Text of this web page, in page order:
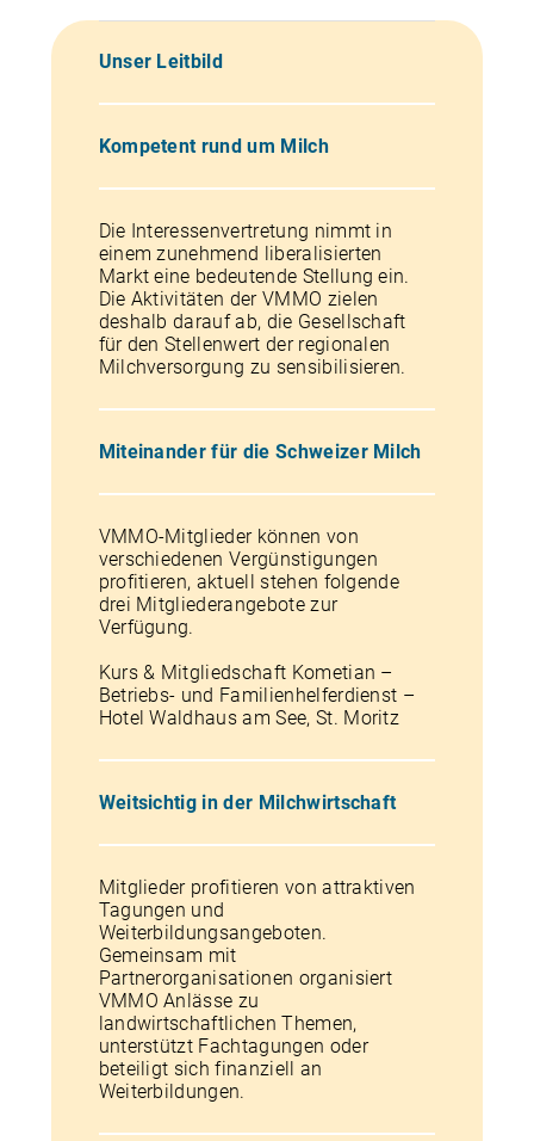
Unser Leitbild
Kompetent rund um Milch
Die Interessenvertretung nimmt in
einem zunehmend liberalisierten
Markt eine bedeutende Stellung ein.
Die Aktivitäten der VMMO zielen
deshalb darauf ab, die Gesellschaft
für den Stellenwert der regionalen
Milchversorgung zu sensibilisieren.
Miteinander für die Schweizer Milch
VMMO-Mitglieder können von
verschiedenen Vergünstigungen
profitieren, aktuell stehen folgende
drei Mitgliederangebote zur
Verfügung.
Kurs & Mitgliedschaft Kometian –
Betriebs- und Familienhelferdienst –
Hotel Waldhaus am See, St. Moritz
Weitsichtig in der Milchwirtschaft
Mitglieder profitieren von attraktiven
Tagungen und
Weiterbildungsangeboten.
Gemeinsam mit
Partnerorganisationen organisiert
VMMO Anlässe zu
landwirtschaftlichen Themen,
unterstützt Fachtagungen oder
beteiligt sich finanziell an
Weiterbildungen.